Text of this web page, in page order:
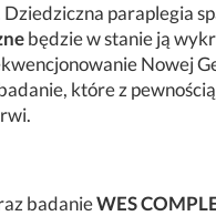
paraplegia
będzie w stanie ją
Nowej
które z
badanieWES